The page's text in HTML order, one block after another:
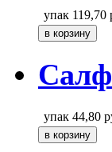
упак 119,70
упак 44,80